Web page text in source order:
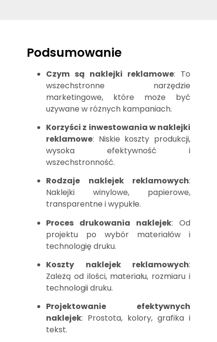
Podsumowanie
Czym są naklejki reklamowe: To
wszechstronne narzędzie
marketingowe, które może być
używane w różnych kampaniach.
Korzyści z inwestowania w naklejki
reklamowe: Niskie koszty produkcji,
wysoka efektywność i
wszechstronność.
Rodzaje naklejek reklamowych:
Naklejki winylowe, papierowe,
transparentne i wypukłe.
Proces drukowania naklejek: Od
projektu po wybór materiałów i
technologię druku.
Koszty naklejek reklamowych:
Zależą od ilości, materiału, rozmiaru i
technologii druku.
Projektowanie efektywnych
naklejek: Prostota, kolory, grafika i
tekst.